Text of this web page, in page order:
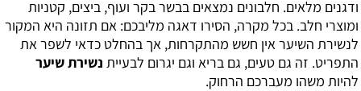
ודגנים מלאים. חלבונים נמצאים בבשר בקר ועוף, ביצים, קטניות
ומוצרי חלב. בכל מקרה, הסירו דאגה מליבכם: אם תזונה היא המקור
לנשירת השיער אין חשש מהתקרחות, אך בהחלט כדאי לשפר את
התפריט. זה גם טעים, גם בריא וגם יגרום לבעיית נשירת שיער
להיות משהו מעברכם הרחוק.